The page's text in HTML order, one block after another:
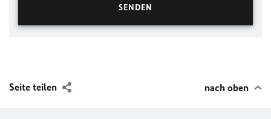
Seite teilen nach oben